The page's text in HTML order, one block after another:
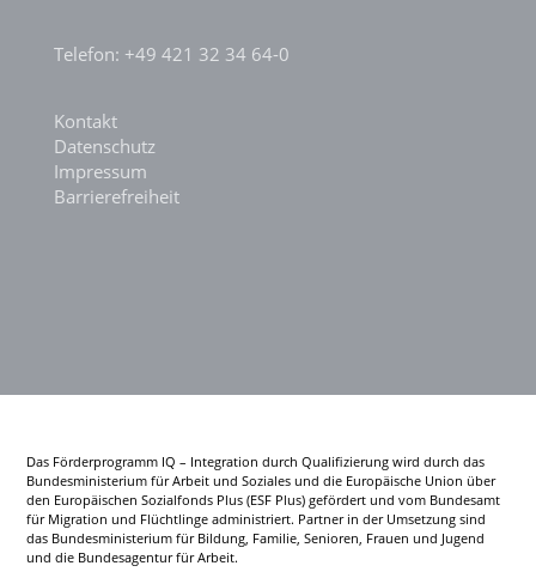
Telefon: +49 421 32 34 64-0
Kontakt
Datenschutz
Impressum
Barrierefreiheit
Das Förderprogramm IQ – Integration durch Qualifizierung wird durch das
Bundesministerium für Arbeit und Soziales und die Europäische Union über
den Europäischen Sozialfonds Plus (ESF Plus) gefördert und vom Bundesamt
für Migration und Flüchtlinge administriert. Partner in der Umsetzung sind
das Bundesministerium für Bildung, Familie, Senioren, Frauen und Jugend
und die Bundesagentur für Arbeit.